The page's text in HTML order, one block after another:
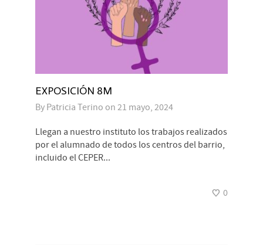
EXPOSICIÓN 8M
By Patricia Terino on 21 mayo, 2024
Llegan a nuestro instituto los trabajos realizados
por el alumnado de todos los centros del barrio,
incluido el CEPER...
0